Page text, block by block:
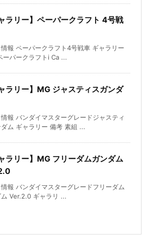
ャラリー】ペーパークラフト 4号戦
報 ペーパークラフト4号戦車 ギャラリー
ーパークラフトi Ca ...
ャラリー】MG ジャスティスガンダ
報 バンダイマスターグレードジャスティ
ム ギャラリー 備考 素組 ...
ャラリー】MG フリーダムガンダム
報 バンダイマスターグレードフリーダム
ム Ver.2.0 ギャラリ ...